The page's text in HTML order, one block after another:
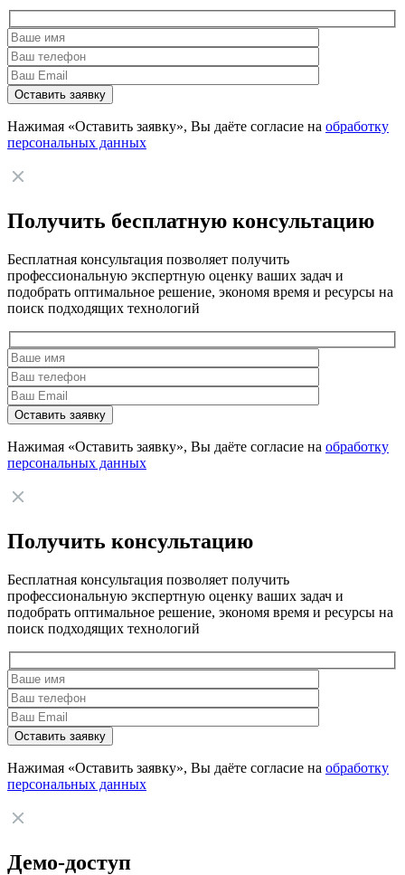
Нажимая «Оставить заявку», Вы даёте согласие на обработку
персональных данных
Получить бесплатную консультацию
Бесплатная консультация позволяет получить
профессиональную экспертную оценку ваших задач и
подобрать оптимальное решение, экономя время и ресурсы на
поиск подходящих технологий
Нажимая «Оставить заявку», Вы даёте согласие на обработку
персональных данных
Получить консультацию
Бесплатная консультация позволяет получить
профессиональную экспертную оценку ваших задач и
подобрать оптимальное решение, экономя время и ресурсы на
поиск подходящих технологий
Нажимая «Оставить заявку», Вы даёте согласие на обработку
персональных данных
Демо-доступ